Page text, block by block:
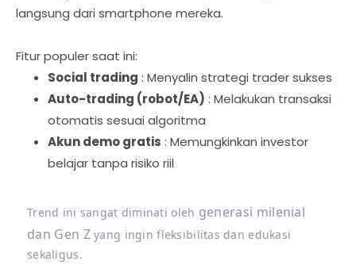
langsung dari smartphone mereka.
Fitur populer saat ini:
Social trading : Menyalin strategi trader sukses
Auto-trading (robot/EA) : Melakukan transaksi
otomatis sesuai algoritma
Akun demo gratis : Memungkinkan investor
belajar tanpa risiko riil
Trend ini sangat diminati oleh generasi milenial
dan Gen Zyang ingin fleksibilitas dan edukasi
sekaligus.